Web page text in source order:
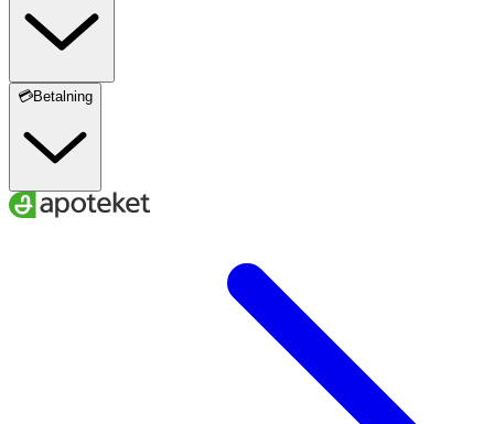
💳Betalning